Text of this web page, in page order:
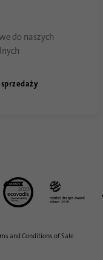
do naszych
and Conditions of Sale